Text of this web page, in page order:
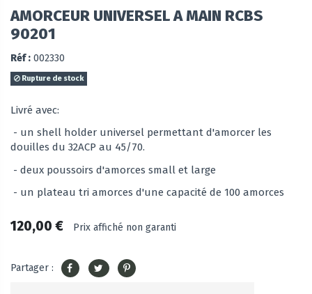
AMORCEUR UNIVERSEL A MAIN RCBS
90201
Réf : 002330
Rupture de stock
Livré avec:
- un shell holder universel permettant d'amorcer les
douilles du 32ACP au 45/70.
- deux poussoirs d'amorces small et large
- un plateau tri amorces d'une capacité de 100 amorces
120,00 € Prix affiché non garanti
Partager :